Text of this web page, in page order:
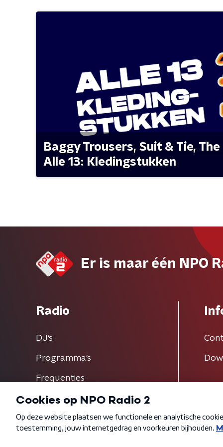
Baggy Trousers, Suit & Tie,
Alle 13: Kledingstukken
Er is maar één NPO
Radio
DJ’s
Programma's
Frequenties
Algemene voorwaarden Privacybeleid